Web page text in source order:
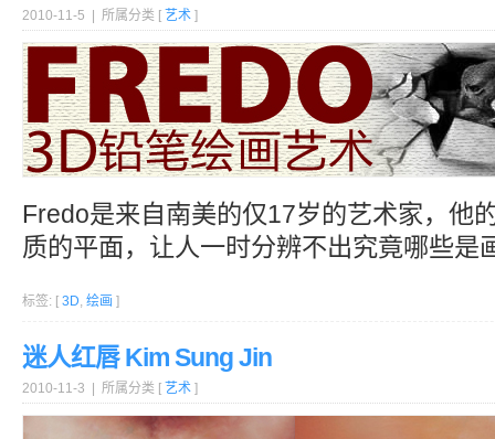
2010-11-5 | 所属分类 [ 艺术 ]
Fredo是来自南美的仅17岁的艺术家，他
质的平面，让人一时分辨不出究竟哪些是
标签: [ 3D, 绘画 ]
迷人红唇 Kim Sung Jin
2010-11-3 | 所属分类 [ 艺术 ]